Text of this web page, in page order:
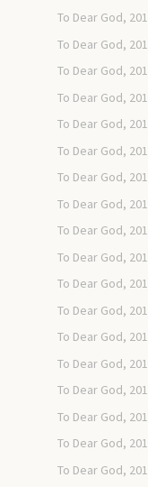
To Dear God,
To Dear God,
To Dear God,
To Dear God,
To Dear God,
To Dear God,
To Dear God,
To Dear God,
To Dear God,
To Dear God,
To Dear God,
To Dear God,
To Dear God,
To Dear God,
To Dear God,
To Dear God,
To Dear God,
To Dear God,